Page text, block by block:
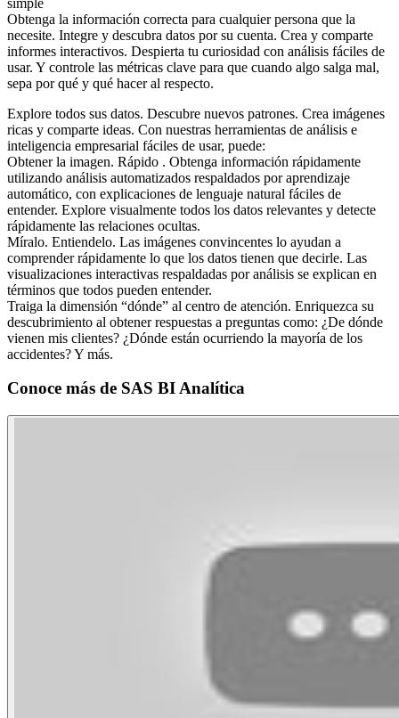
Obtenga la información correcta para cualquier persona que la
necesite. Integre y descubra datos por su cuenta. Crea y comparte
informes interactivos. Despierta tu curiosidad con análisis fáciles de
usar. Y controle las métricas clave para que cuando algo salga mal,
sepa por qué y qué hacer al respecto.
Explore todos sus datos. Descubre nuevos patrones. Crea imágenes
ricas y comparte ideas. Con nuestras herramientas de análisis e
inteligencia empresarial fáciles de usar, puede:
Obtener la imagen. Rápido . Obtenga información rápidamente
utilizando análisis automatizados respaldados por aprendizaje
automático, con explicaciones de lenguaje natural fáciles de
entender. Explore visualmente todos los datos relevantes y detecte
rápidamente las relaciones ocultas.
Míralo. Entiendelo. Las imágenes convincentes lo ayudan a
comprender rápidamente lo que los datos tienen que decirle. Las
visualizaciones interactivas respaldadas por análisis se explican en
términos que todos pueden entender.
Traiga la dimensión “dónde” al centro de atención. Enriquezca su
descubrimiento al obtener respuestas a preguntas como: ¿De dónde
vienen mis clientes? ¿Dónde están ocurriendo la mayoría de los
accidentes? Y más.
Conoce más de SAS BI Analítica